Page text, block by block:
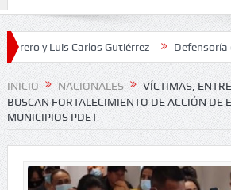
Carlos Gutiérrez Defensoría
Nacionales 2026
INICIO NACIONALES
VÍCTIMAS,
BUSCAN FORTALECIMIENTO DE ACCIÓN DE
MUNICIPIOS PDET